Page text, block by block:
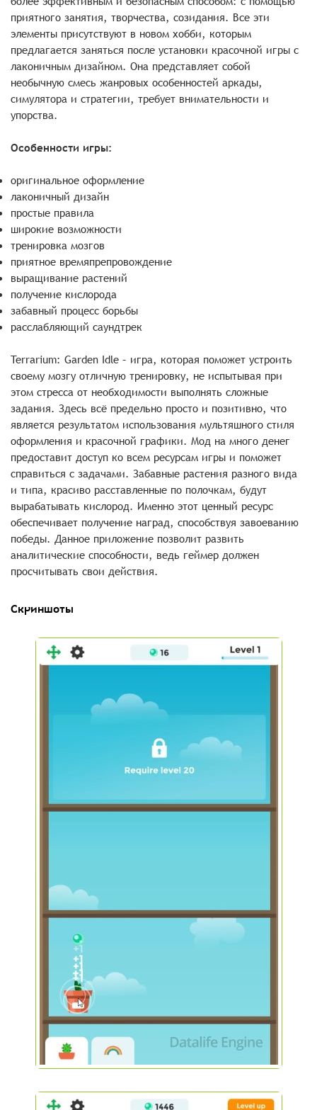
приятного занятия, творчества, созидания. Все эти
элементы присутствуют в новом хобби, которым
предлагается заняться после установки красочной игры с
лаконичным дизайном. Она представляет собой
необычную смесь жанровых особенностей аркады,
симулятора и стратегии, требует внимательности и
упорства.
Особенности игры:
оригинальное оформление
лаконичный дизайн
простые правила
широкие возможности
тренировка мозгов
приятное времяпрепровождение
выращивание растений
получение кислорода
забавный процесс борьбы
расслабляющий саундтрек
Terrarium: Garden Idle – игра, которая поможет устроить
своему мозгу отличную тренировку, не испытывая при
этом стресса от необходимости выполнять сложные
задания. Здесь всё предельно просто и позитивно, что
является результатом использования мультяшного стиля
оформления и красочной графики. Мод на много денег
предоставит доступ ко всем ресурсам игры и поможет
справиться с задачами. Забавные растения разного вида
и типа, красиво расставленные по полочкам, будут
вырабатывать кислород. Именно этот ценный ресурс
обеспечивает получение наград, способствуя завоеванию
победы. Данное приложение позволит развить
аналитические способности, ведь геймер должен
просчитывать свои действия.
Скриншоты